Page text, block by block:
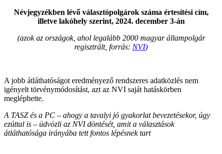
Névjegyzékben lévő választópolgárok száma értesítési cím,
illetve lakóhely szerint, 2024. december 3-án
(azok az országok, ahol legalább 2000 magyar állampolgár
regisztrált, forrás: NVI)
A jobb átláthatóságot eredményező rendszeres adatközlés nem
igényelt törvénymódosítást, azt az NVI saját hatáskörben
megléphette.
A TASZ és a PC – ahogy a tavalyi jó gyakorlat bevezetésekor, úgy
ezúttal is – üdvözli az NVI döntését, amit a választások
átláthatósága irányába tett fontos lépésnek tart